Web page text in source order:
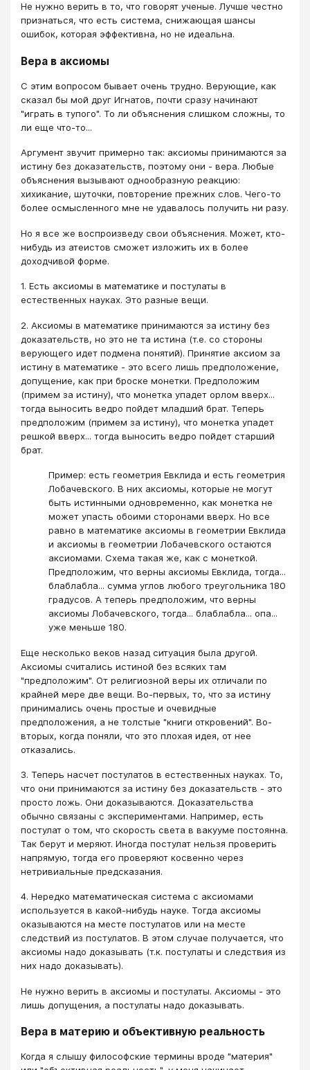
Не нужно верить в то, что говорят ученые. Лучше честно
признаться, что есть система, снижающая шансы
ошибок, которая эффективна, но не идеальна.
Вера в аксиомы
С этим вопросом бывает очень трудно. Верующие, как
сказал бы мой друг Игнатов, почти сразу начинают
"играть в тупого". То ли объяснения слишком сложны, то
ли еще что-то...
Аргумент звучит примерно так: аксиомы принимаются за
истину без доказательств, поэтому они - вера. Любые
объяснения вызывают однообразную реакцию:
хихикание, шуточки, повторение прежних слов. Чего-то
более осмысленного мне не удавалось получить ни разу.
Но я все же воспроизведу свои объяснения. Может, кто-
нибудь из атеистов сможет изложить их в более
доходчивой форме.
1. Есть аксиомы в математике и постулаты в
естественных науках. Это разные вещи.
2. Аксиомы в математике принимаются за истину без
доказательств, но это не та истина (т.е. со стороны
верующего идет подмена понятий). Принятие аксиом за
истину в математике - это всего лишь предположение,
допущение, как при броске монетки. Предположим
(примем за истину), что монетка упадет орлом вверх...
тогда выносить ведро пойдет младший брат. Теперь
предположим (примем за истину), что монетка упадет
решкой вверх... тогда выносить ведро пойдет старший
брат.
Пример: есть геометрия Евклида и есть геометрия
Лобачевского. В них аксиомы, которые не могут
быть истинными одновременно, как монетка не
может упасть обоими сторонами вверх. Но все
равно в математике аксиомы в геометрии Евклида
и аксиомы в геометрии Лобачевского остаются
аксиомами. Схема такая же, как с монеткой.
Предположим, что верны аксиомы Евклида, тогда...
блаблабла... сумма углов любого треугольника 180
градусов. А теперь предположим, что верны
аксиомы Лобачевского, тогда... блаблабла... опа...
уже меньше 180.
Еще несколько веков назад ситуация была другой.
Аксиомы считались истиной без всяких там
"предположим". От религиозной веры их отличали по
крайней мере две вещи. Во-первых, то, что за истину
принимались очень простые и очевидные
предположения, а не толстые "книги откровений". Во-
вторых, когда поняли, что это плохая идея, от нее
отказались.
3. Теперь насчет постулатов в естественных науках. То,
что они принимаются за истину без доказательств - это
просто ложь. Они доказываются. Доказательства
обычно связаны с экспериментами. Например, есть
постулат о том, что скорость света в вакууме постоянна.
Так берут и меряют. Иногда постулат нельзя проверить
напрямую, тогда его проверяют косвенно через
нетривиальные предсказания.
4. Нередко математическая система с аксиомами
используется в какой-нибудь науке. Тогда аксиомы
оказываются на месте постулатов или на месте
следствий из постулатов. В этом случае получается, что
аксиомы надо доказывать (т.к. постулаты и следствия из
них надо доказывать).
Не нужно верить в аксиомы и постулаты. Аксиомы - это
лишь допущения, а постулаты надо доказывать.
Вера в материю и объективную реальность
Когда я слышу философские термины вроде "материя"